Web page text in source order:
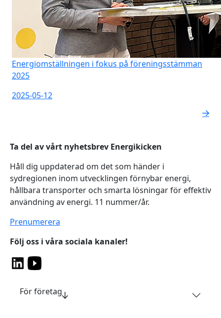
Energiomställningen i fokus på föreningsstämman
2025
2025-05-12
Ta del av vårt nyhetsbrev Energikicken
Håll dig uppdaterad om det som händer i
sydregionen inom utvecklingen förnybar energi,
hållbara transporter och smarta lösningar för effektiv
användning av energi. 11 nummer/år.
Prenumerera
Följ oss i våra sociala kanaler!
För företag